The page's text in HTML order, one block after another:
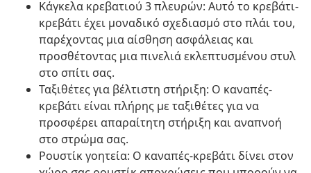
Κάγκελα κρεβατιού 3 πλευρών: Αυτό το κρεβάτι-
κρεβάτι έχει μοναδικό σχεδιασμό στο πλάι του,
παρέχοντας μια αίσθηση ασφάλειας και
προσθέτοντας μια πινελιά εκλεπτυσμένου στυλ
στο σπίτι σας.
Ταξιθέτες για βέλτιστη στήριξη: Ο καναπές-
κρεβάτι είναι πλήρης με ταξιθέτες για να
προσφέρει απαραίτητη στήριξη και αναπνοή
στο στρώμα σας.
Ρουστίκ γοητεία: Ο καναπές-κρεβάτι δίνει στον